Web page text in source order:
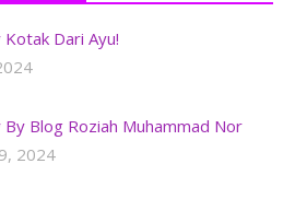
Dari Ayu!
By Blog Roziah Muhammad Nor
2024